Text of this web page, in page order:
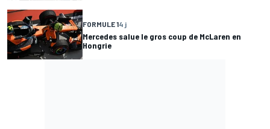
FORMULE 14 j
Mercedes salue le gros coup de McLaren en
Hongrie